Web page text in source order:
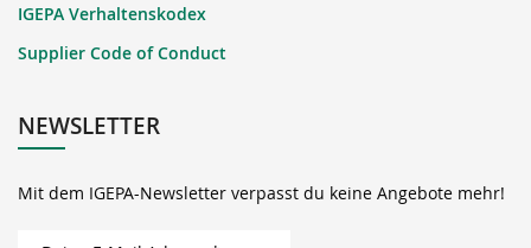
IGEPA Verhaltenskodex
Supplier Code of Conduct
NEWSLETTER
Mit dem IGEPA-Newsletter verpasst du keine Angebote mehr!